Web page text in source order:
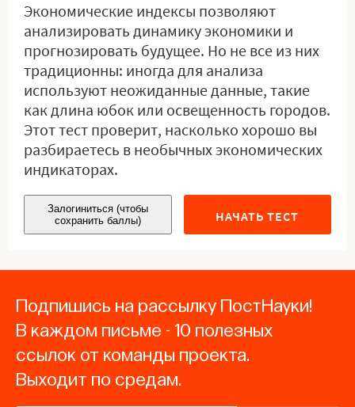
Экономические индексы позволяют
анализировать динамику экономики и
прогнозировать будущее. Но не все из них
традиционны: иногда для анализа
используют неожиданные данные, такие
как длина юбок или освещенность городов.
Этот тест проверит, насколько хорошо вы
разбираетесь в необычных экономических
индикаторах.
Залогиниться (чтобы
сохранить баллы)
НАЧАТЬ ТЕСТ
Подпишись на рассылку ПостНауки!
В каждом письме - 10 полезных
ссылок от команды проекта.
Выходит по средам.